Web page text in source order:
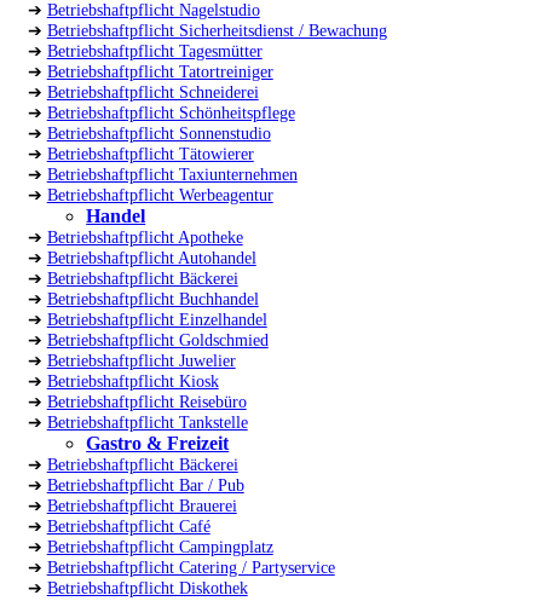
➔ Betriebshaftpflicht Nagelstudio
➔ Betriebshaftpflicht Sicherheitsdienst / Bewachung
➔ Betriebshaftpflicht Tagesmütter
➔ Betriebshaftpflicht Tatortreiniger
➔ Betriebshaftpflicht Schneiderei
➔ Betriebshaftpflicht Schönheitspflege
➔ Betriebshaftpflicht Sonnenstudio
➔ Betriebshaftpflicht Tätowierer
➔ Betriebshaftpflicht Taxiunternehmen
➔ Betriebshaftpflicht Werbeagentur
Handel
➔ Betriebshaftpflicht Apotheke
➔ Betriebshaftpflicht Autohandel
➔ Betriebshaftpflicht Bäckerei
➔ Betriebshaftpflicht Buchhandel
➔ Betriebshaftpflicht Einzelhandel
➔ Betriebshaftpflicht Goldschmied
➔ Betriebshaftpflicht Juwelier
➔ Betriebshaftpflicht Kiosk
➔ Betriebshaftpflicht Reisebüro
➔ Betriebshaftpflicht Tankstelle
Gastro & Freizeit
➔ Betriebshaftpflicht Bäckerei
➔ Betriebshaftpflicht Bar / Pub
➔ Betriebshaftpflicht Brauerei
➔ Betriebshaftpflicht Café
➔ Betriebshaftpflicht Campingplatz
➔ Betriebshaftpflicht Catering / Partyservice
➔ Betriebshaftpflicht Diskothek